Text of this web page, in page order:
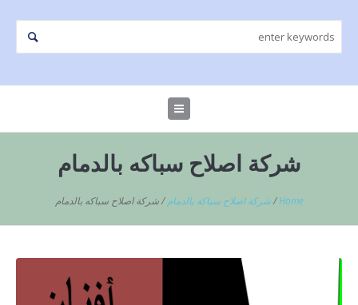
شركة اصلاح سباكه بالدمام
Home
/شركة اصلاح سباكة بالدمام /شركة اصلاح سباكه بالدمام